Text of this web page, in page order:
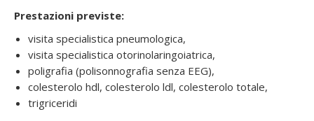
Prestazioni previste:
visita specialistica pneumologica,
visita specialistica otorinolaringoiatrica,
poligrafia (polisonnografia senza EEG),
colesterolo hdl, colesterolo ldl, colesterolo totale,
trigriceridi